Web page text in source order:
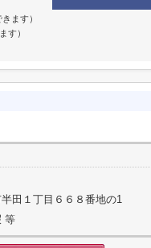
ます）
す）
田１丁目６６８番地の1
等